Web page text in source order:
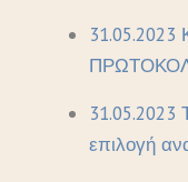
31.05.2023
επιλογή